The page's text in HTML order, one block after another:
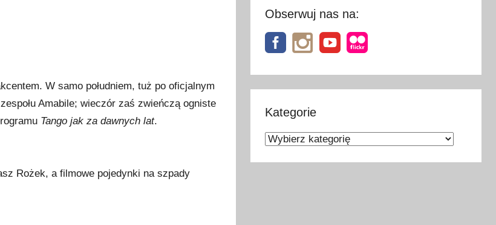
W samo południem, tuż po oficjalnym
Amabile; wieczór zaś zwieńczą ogniste
Tango jak za dawnych lat.
Rożek, a filmowe pojedynki na szpady
Obserwuj nas na:
Kategorie
Kategorie